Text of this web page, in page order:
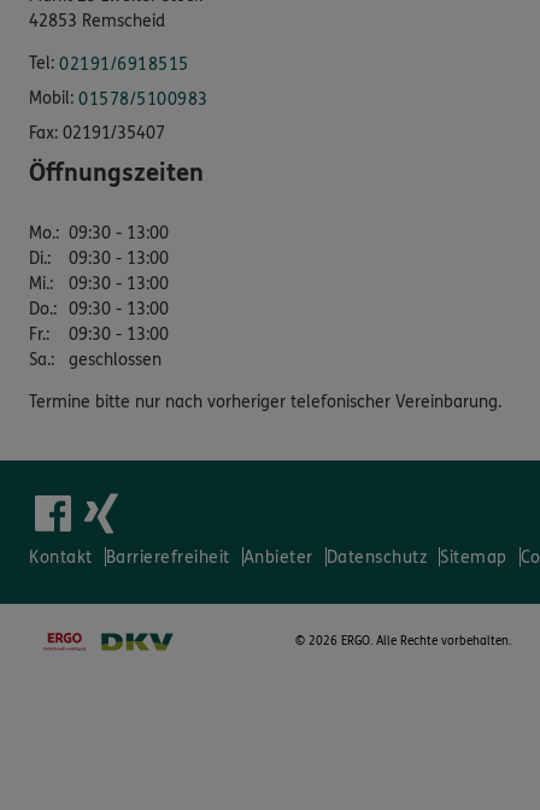
42853 Remscheid
Tel: 02191/6918515
Mobil: 01578/5100983
Fax: 02191/35407
Öffnungszeiten
Mo.: 09:30 - 13:00
Di.:
09:30 - 13:00
Mi.:
09:30 - 13:00
Do.: 09:30 - 13:00
Fr.:
09:30 - 13:00
Sa.: geschlossen
Termine bitte nur nach vorheriger telefonischer Vereinbarung.
Kontakt Barrierefreiheit Anbieter Datenschutz Sitemap
© 2026 ERGO. Alle Rechte vorbehalten.